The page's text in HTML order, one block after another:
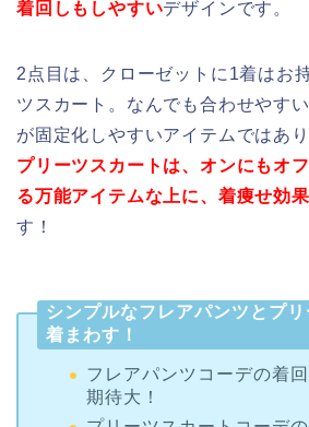
着回しもしやすいデザインです。
2点目は、クローゼットに1着はお
ツスカート。なんでも合わせやす
が固定化しやすいアイテムではあ
プリーツスカートは、オンにもオ
る万能アイテムな上に、着痩せ効果
す！
シンプルなフレアパンツとプ
着まわす！
フレアパンツコーデの着
期待大！